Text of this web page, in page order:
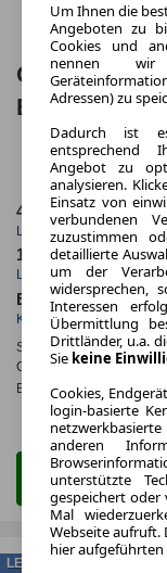
Opel
Batterie 239
48 Monate
Laufzeit
1.02
Leasingfaktor
Elektro
Kraftstoff
Stromverbr.¹: ca. kWh/
CO
-Emissionen*:ca. 0
Effizienzklasse: A
Zum Leasing
LEASING
Um Ihnen die
Angeboten zu
Cookies und
nennen wir
Adressen) zu
Dadurch ist
entsprechend
Angebot zu
analysieren.
Einsatz von
verbundenen
zuzustimmen
detaillierte
um der
widersprechen,
Interessen
Übermittlung
Drittländer, u.a.
Sie keine
Cookies,
login-basierte
anderen
unterstützte
gespeichert oder
Mal
Webseite aufruft.
hier aufgeführten